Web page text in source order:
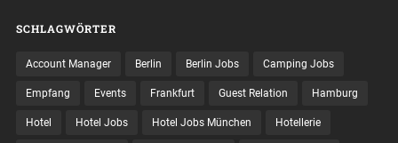
SCHLAGWÖRTER
Account Manager Berlin Berlin Jobs Camping Jobs
Empfang Events Frankfurt Guest Relation Hamburg
Hotel Hotel Jobs Hotel Jobs München Hotellerie